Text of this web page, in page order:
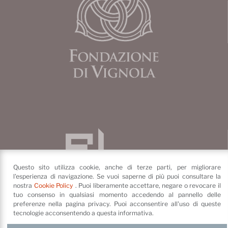
Questo sito utilizza cookie, anche di terze parti, per migliorare
l'esperienza di navigazione. Se vuoi saperne di più puoi consultare la
nostra Cookie Policy . Puoi liberamente accettare, negare o revocare il
tuo consenso in qualsiasi momento accedendo al pannello delle
preferenze nella pagina privacy. Puoi acconsentire all'uso di queste
tecnologie acconsentendo a questa informativa.